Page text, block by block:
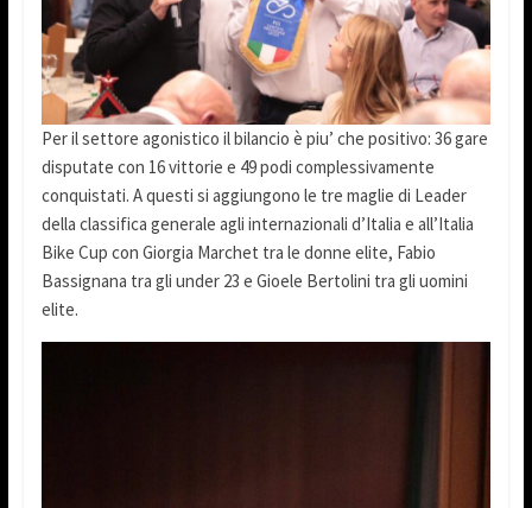
Per il settore agonistico il bilancio è piu’ che positivo: 36 gare
disputate con 16 vittorie e 49 podi complessivamente
conquistati. A questi si aggiungono le tre maglie di Leader
della classifica generale agli internazionali d’Italia e all’Italia
Bike Cup con Giorgia Marchet tra le donne elite, Fabio
Bassignana tra gli under 23 e Gioele Bertolini tra gli uomini
elite.